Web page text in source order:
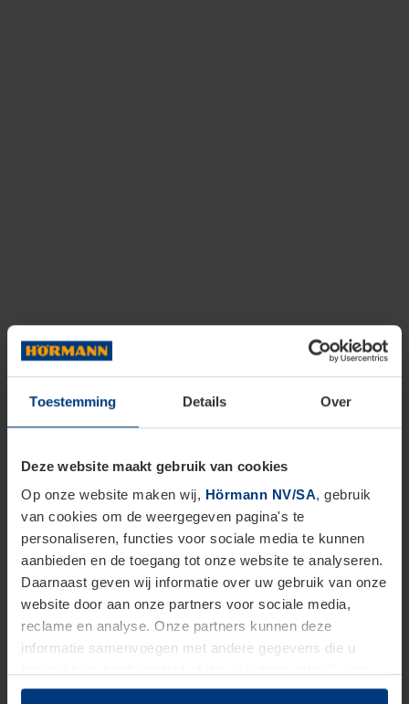
Toestemming Details Over
Deze website maakt gebruik van cookies
Op onze website maken wij, Hörmann NV/SA, gebruik
van cookies om de weergegeven pagina's te
personaliseren, functies voor sociale media te kunnen
aanbieden en de toegang tot onze website te analyseren.
Daarnaast geven wij informatie over uw gebruik van onze
website door aan onze partners voor sociale media,
reclame en analyse. Onze partners kunnen deze
informatie samenvoegen met andere gegevens die u
hun diensten hebben verzameld.